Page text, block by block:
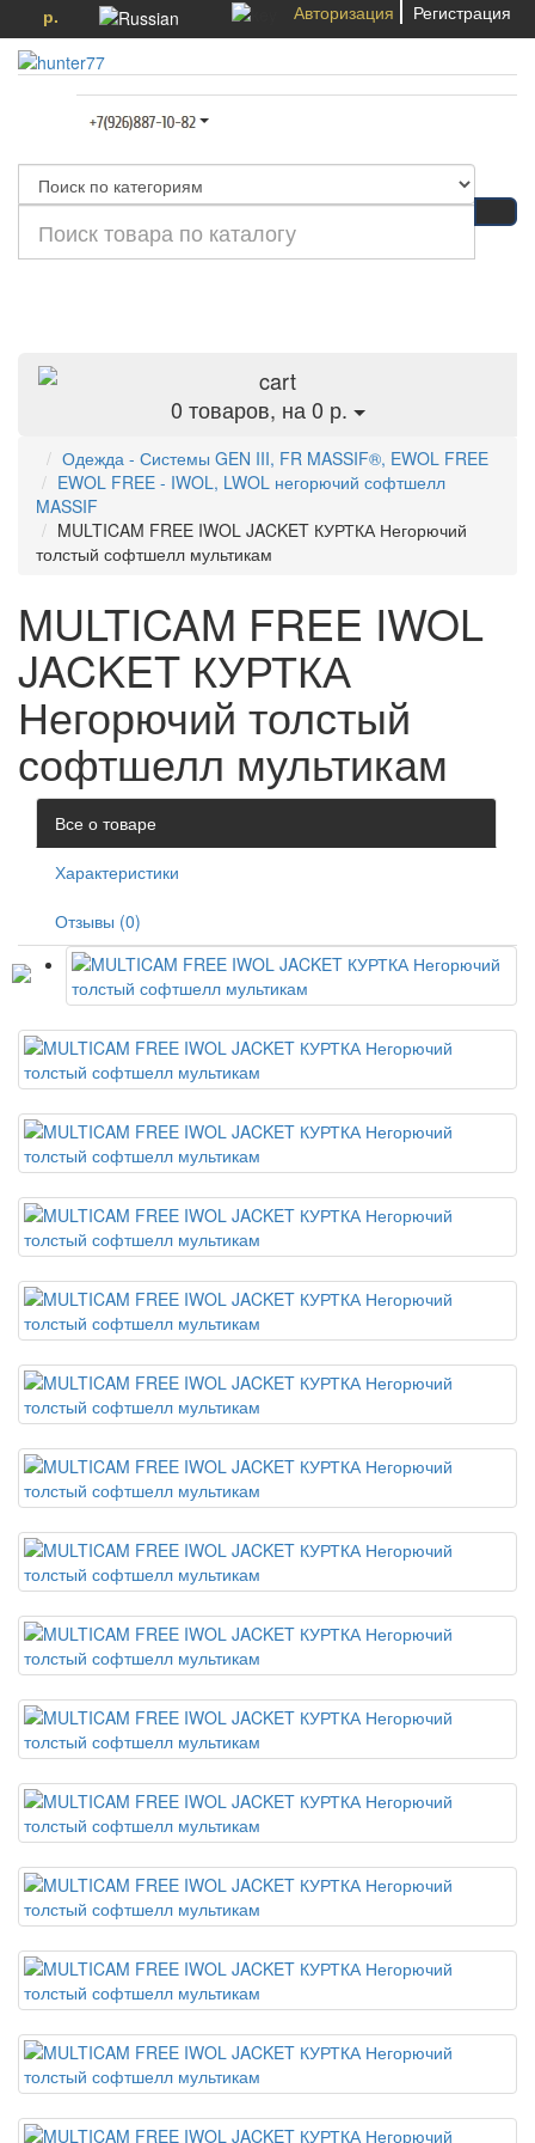
р. Авторизация Регистрация
0 товаров, на 0 р.
Одежда - Системы GEN III, FR MASSIF®, EWOL FREE
EWOL FREE - IWOL, LWOL негорючий софтшелл
MASSIF
MULTICAM FREE IWOL JACKET КУРТКА Негорючий
толстый софтшелл мультикам
MULTICAM FREE IWOL
JACKET КУРТКА
Негорючий толстый
софтшелл мультикам
Все о товаре
Характеристики
Отзывы (0)